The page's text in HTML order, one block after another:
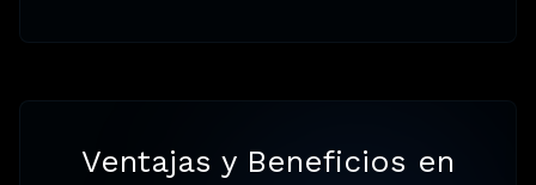
Ventajas y Beneficios en